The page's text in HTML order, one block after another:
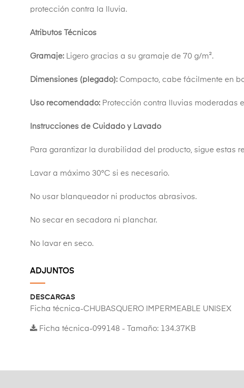
protección contra la lluvia.
Atributos Técnicos
Gramaje: Ligero gracias a su gramaje de 70 g/m².
Dimensiones (plegado): Compacto, cabe fácilmente en
Uso recomendado: Protección contra lluvias moderadas
Instrucciones de Cuidado y Lavado
Para garantizar la durabilidad del producto, sigue estas
Lavar a máximo 30°C si es necesario.
No usar blanqueador ni productos abrasivos.
No secar en secadora ni planchar.
No lavar en seco.
ADJUNTOS
DESCARGAS
Ficha técnica-CHUBASQUERO IMPERMEABLE UNISEX
Ficha técnica-099148 - Tamaño: 134.37KB